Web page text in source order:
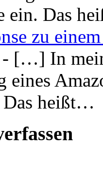
ein. Das
zu
- […] In
eines
Das heißt…